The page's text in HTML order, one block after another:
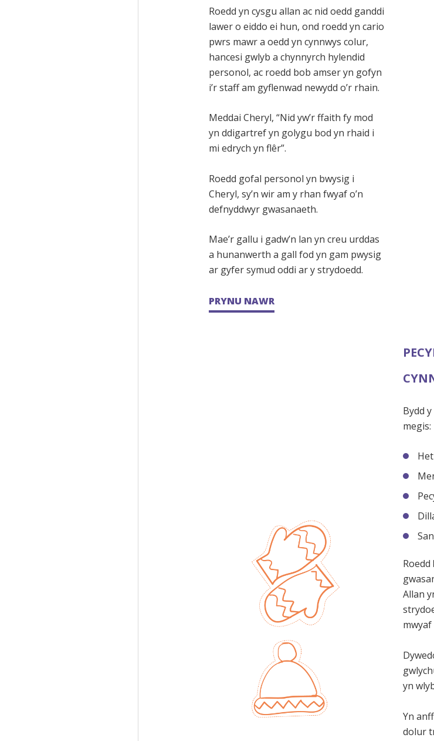
Roedd yn cysgu allan ac nid oedd ganddi
lawer o eiddo ei hun, ond roedd yn cario
pwrs mawr a oedd yn cynnwys colur,
hancesi gwlyb a chynnyrch hylendid
personol, ac roedd bob amser yn gofyn
i’r staff am gyflenwad newydd o’r rhain.
Meddai Cheryl, “Nid yw’r ffaith fy mod
yn ddigartref yn golygu bod yn rhaid i
mi edrych yn flêr”.
Roedd gofal personol yn bwysig i
Cheryl, sy’n wir am y rhan fwyaf o’n
defnyddwyr gwasanaeth.
Mae’r gallu i gadw’n lan yn creu urddas
a hunanwerth a gall fod yn gam pwysig
ar gyfer symud oddi ar y strydoedd.
PRYNU NAWR
Bydd
megis:
Het
Roedd
Allan
mwyaf
yn
Yn
dolur